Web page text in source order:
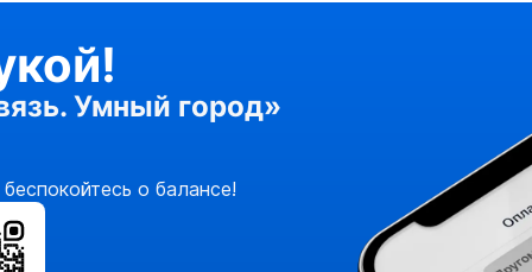
Умный город»
о балансе!
Оплата через